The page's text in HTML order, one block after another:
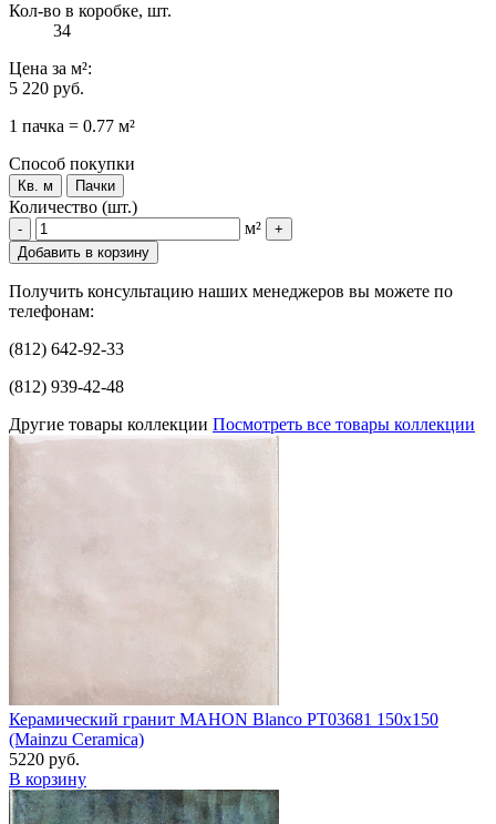
Кол-во в коробке, шт.
34
Цена за м²:
5 220 руб.
1 пачка = 0.77 м²
Способ покупки
Кв. м Пачки
Количество (шт.)
- м²
+
Добавить в корзину
Получить консультацию наших менеджеров вы можете по
телефонам:
(812) 642-92-33
(812) 939-42-48
Другие товары коллекции Посмотреть все товары коллекции
Керамический гранит MAHON Blanco PT03681 150x150
(Mainzu Ceramica)
5220 руб.
В корзину